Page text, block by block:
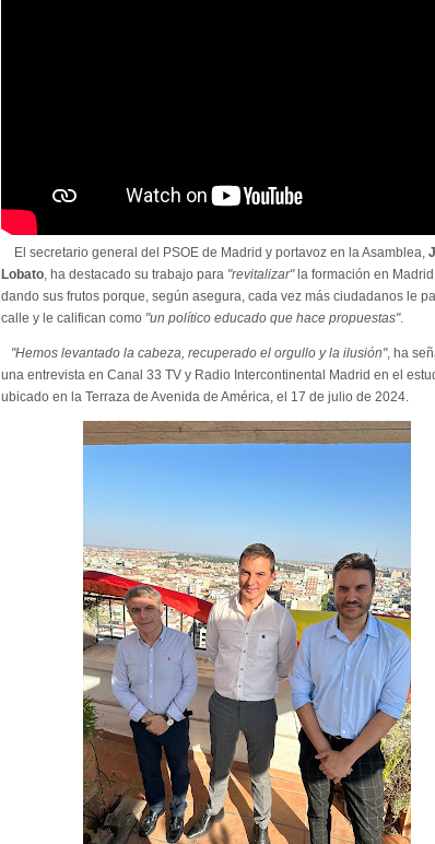
El secretario general del PSOE de Madrid y portavoz en la Asamblea,
Lobato, ha destacado su trabajo para "revitalizar"la formación en
dando sus frutos porque, según asegura, cada vez más ciudadanos le
calle y le califican como "un político educado que hace propuestas".
"Hemos levantado la cabeza, recuperado el orgullo y la ilusión", ha
una entrevista en Canal 33 TV y Radio Intercontinental Madrid en el
ubicado en la Terraza de Avenida de América, el 17 de julio de 2024.